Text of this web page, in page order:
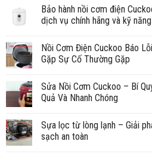
Bảo hành nồi cơm điện
dịch vụ chính hãng và kỹ
Nồi Cơm Điện Cuckoo Báo
Gặp Sự Cố Thường Gặp
Sửa Nồi Cơm Cuckoo – Bí
Quả Và Nhanh Chóng
Sựa lọc từ lòng lạnh – Giải
sạch an toàn